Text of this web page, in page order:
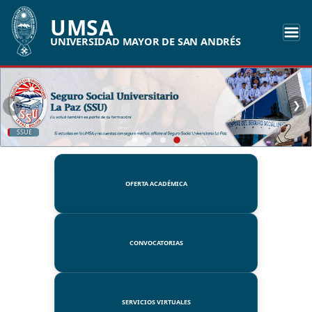
UMSA
UNIVERSIDAD MAYOR DE SAN ANDRÉS
SSUE
❮ ❯
OFERTA ACADÉMICA
CONVOCATORIAS
SERVICIOS VIRTUALES